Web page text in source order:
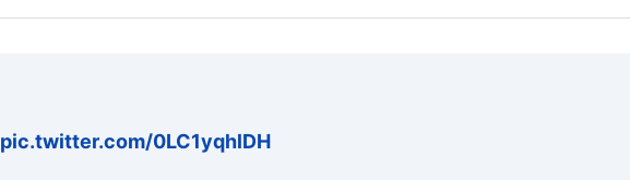
pic.twitter.com/0LC1yqhlDH